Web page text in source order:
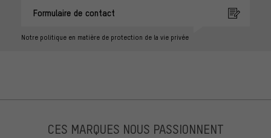
Formulaire de contact
Notre politique en matière de protection de la vie privée
CES MARQUES NOUS PASSIONNENT